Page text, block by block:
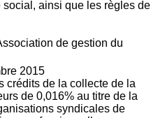
ainsi que les règles de
de gestion du
2015
crédits de la collecte de la
de 0,016% au titre de la
syndicales de